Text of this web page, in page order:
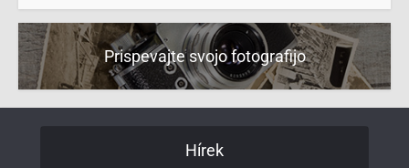
Prispevajte svojo fotografijo
Hírek